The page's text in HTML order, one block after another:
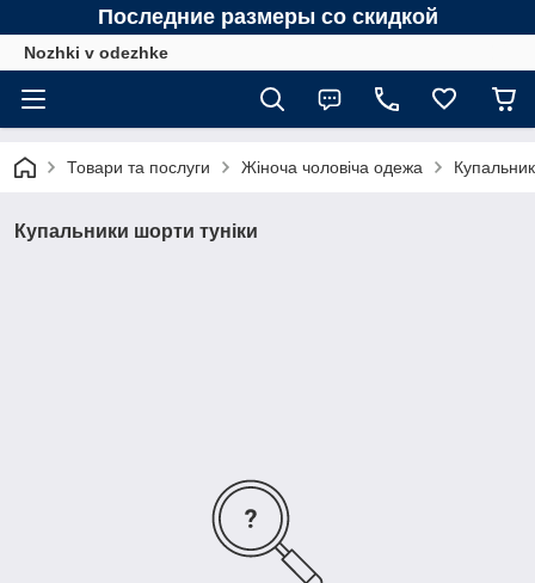
Последние размеры со скидкой
Nozhki v odezhke
Товари та послуги Жіноча чоловіча одежа
Купальники шорти туніки